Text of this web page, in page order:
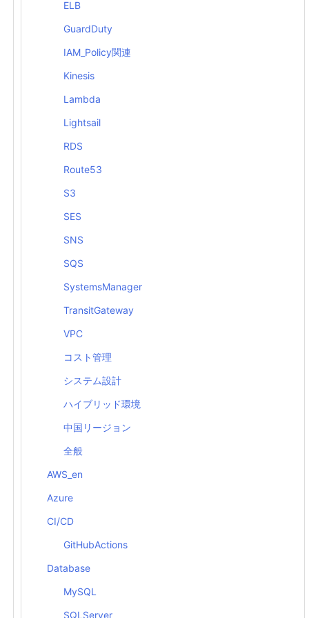
ELB
GuardDuty
IAM_Policy関連
Kinesis
Lambda
Lightsail
RDS
Route53
S3
SES
SNS
SQS
SystemsManager
TransitGateway
VPC
コスト管理
システム設計
ハイブリッド環境
中国リージョン
全般
AWS_en
Azure
CI/CD
GitHubActions
Database
MySQL
SQLServer